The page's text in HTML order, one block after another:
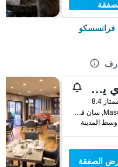
فرانسسكو
هوتل آر آي يو بلازا فيشرمانز وارف
8.4
2500 Mason Street, سان فرانسسكو, CA, الولايات المتحدة الأميريكية
الصفقة